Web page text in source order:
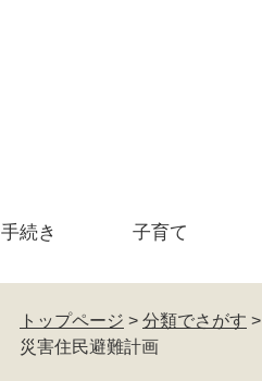
手続き 子育て
トップページ > 分類でさがす >
災害住民避難計画